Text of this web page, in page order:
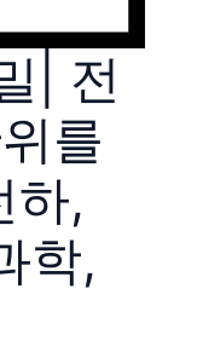
| 전
를
하,
학,